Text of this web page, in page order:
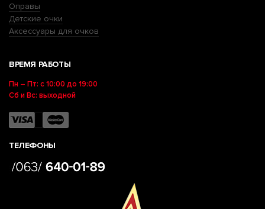
Оправы
Детские очки
Аксессуары для очков
ВРЕМЯ РАБОТЫ
Пн – Пт: с 10:00 до 19:00
Сб и Вс: выходной
ТЕЛЕФОНЫ